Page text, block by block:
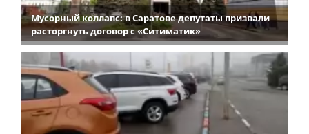
Мусорный коллапс: в Саратове депутаты призвали
расторгнуть договор с «Ситиматик»